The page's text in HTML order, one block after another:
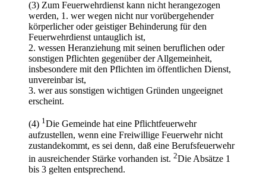
(3) Zum Feuerwehrdienst kann nicht herangezogen
werden, 1. wer wegen nicht nur vorübergehender
körperlicher oder geistiger Behinderung für den
Feuerwehrdienst untauglich ist,
2. wessen Heranziehung mit seinen beruflichen oder
sonstigen Pflichten gegenüber der Allgemeinheit,
insbesondere mit den Pflichten im öffentlichen Dienst,
unvereinbar ist,
3. wer aus sonstigen wichtigen Gründen ungeeignet
erscheint.
(4) 1Die Gemeinde hat eine Pflichtfeuerwehr
aufzustellen, wenn eine Freiwillige Feuerwehr nicht
zustandekommt, es sei denn, daß eine Berufsfeuerwehr
in ausreichender Stärke vorhanden ist. 2Die Absätze 1
bis 3 gelten entsprechend.